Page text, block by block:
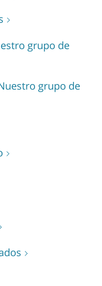
grupo de
grupo de